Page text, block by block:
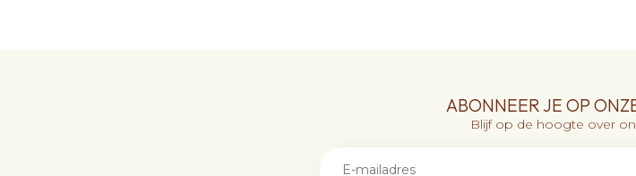
ABONNEER JE OP
Blijf op de hoogte over